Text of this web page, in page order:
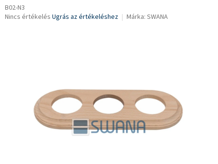
B02-N3
A
Nincs értékelés Ugrás az értékeléshez Márka: SWANA